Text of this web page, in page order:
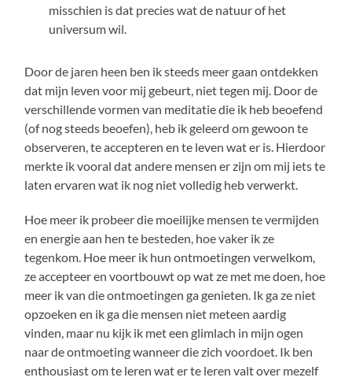
misschien is dat precies wat de natuur of het
universum wil.
Door de jaren heen ben ik steeds meer gaan ontdekken
dat mijn leven voor mij gebeurt, niet tegen mij. Door de
verschillende vormen van meditatie die ik heb beoefend
(of nog steeds beoefen), heb ik geleerd om gewoon te
observeren, te accepteren en te leven wat er is. Hierdoor
merkte ik vooral dat andere mensen er zijn om mij iets te
laten ervaren wat ik nog niet volledig heb verwerkt.
Hoe meer ik probeer die moeilijke mensen te vermijden
en energie aan hen te besteden, hoe vaker ik ze
tegenkom. Hoe meer ik hun ontmoetingen verwelkom,
ze accepteer en voortbouwt op wat ze met me doen, hoe
meer ik van die ontmoetingen ga genieten. Ik ga ze niet
opzoeken en ik ga die mensen niet meteen aardig
vinden, maar nu kijk ik met een glimlach in mijn ogen
naar de ontmoeting wanneer die zich voordoet. Ik ben
enthousiast om te leren wat er te leren valt over mezelf